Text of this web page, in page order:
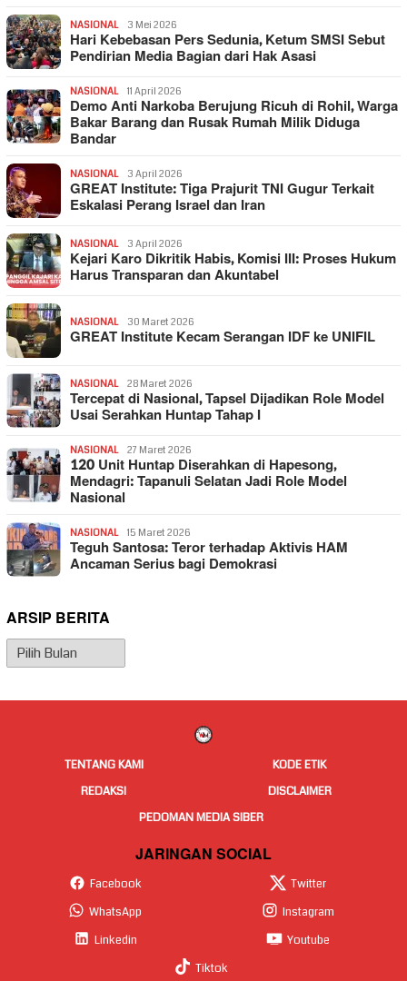
NASIONAL 3 Mei 2026
Hari Kebebasan Pers Sedunia, Ketum SMSI Sebut
Pendirian Media Bagian dari Hak Asasi
NASIONAL 11 April 2026
Demo Anti Narkoba Berujung Ricuh di Rohil, Warga
Bakar Barang dan Rusak Rumah Milik Diduga
Bandar
NASIONAL 3 April 2026
GREAT Institute: Tiga Prajurit TNI Gugur Terkait
Eskalasi Perang Israel dan Iran
NASIONAL 3 April 2026
Kejari Karo Dikritik Habis, Komisi III: Proses Hukum
Harus Transparan dan Akuntabel
NASIONAL 30 Maret 2026
GREAT Institute Kecam Serangan IDF ke UNIFIL
NASIONAL 28 Maret 2026
Tercepat di Nasional, Tapsel Dijadikan Role Model
Usai Serahkan Huntap Tahap I
NASIONAL 27 Maret 2026
120 Unit Huntap Diserahkan di Hapesong,
Mendagri: Tapanuli Selatan Jadi Role Model
Nasional
NASIONAL 15 Maret 2026
Teguh Santosa: Teror terhadap Aktivis HAM
Ancaman Serius bagi Demokrasi
ARSIP BERITA
Arsip
Berita
TENTANG KAMI
KODE ETIK
REDAKSI
DISCLAIMER
PEDOMAN MEDIA SIBER
JARINGAN SOCIAL
Facebook
Twitter
WhatsApp
Instagram
Linkedin
Youtube
Tiktok